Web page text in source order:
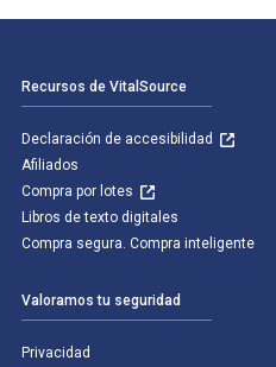
Recursos de VitalSource
Declaración de accesibilidad
Afiliados
Compra por lotes
Libros de texto digitales
Compra segura. Compra inteligente
Valoramos tu seguridad
Privacidad